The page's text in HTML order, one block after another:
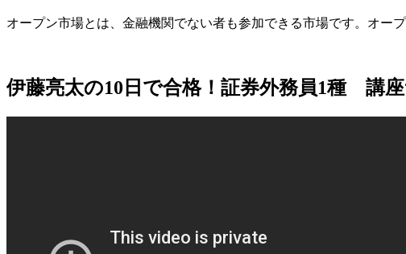
オープン市場とは、金融機関でない者も参加できる市場です。オー
伊藤亮太の10日で合格！証券外務員1種 講